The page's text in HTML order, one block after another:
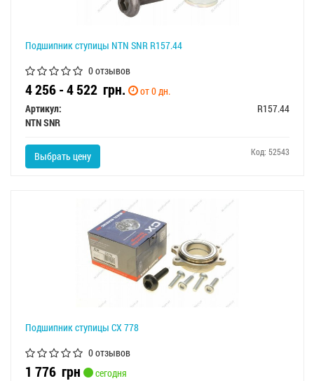
Подшипник ступицы NTN SNR R157.44
0 отзывов
4 256 - 4 522 грн.
от 0 дн.
Артикул:
R157.44
NTN SNR
Выбрать цену Код: 52543
Подшипник ступицы CX 778
0 отзывов
1 776 грн
сегодня